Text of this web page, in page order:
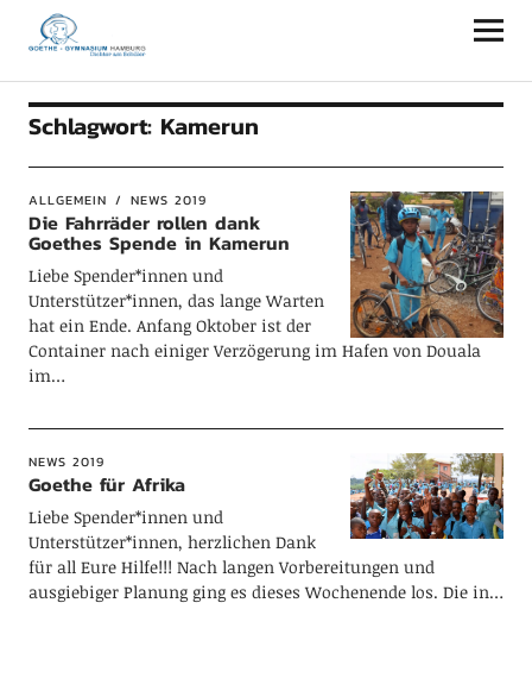
Goethe-Gymnasium Hamburg
Schlagwort: Kamerun
ALLGEMEIN NEWS 2019
Die Fahrräder rollen dank
Goethes Spende in Kamerun
Liebe Spender*innen und
Unterstützer*innen, das lange Warten
hat ein Ende. Anfang Oktober ist der
Container nach einiger Verzögerung im Hafen von Douala
im…
NEWS 2019
Goethe für Afrika
Liebe Spender*innen und
Unterstützer*innen, herzlichen Dank
für all Eure Hilfe!!! Nach langen Vorbereitungen und
ausgiebiger Planung ging es dieses Wochenende los. Die in…